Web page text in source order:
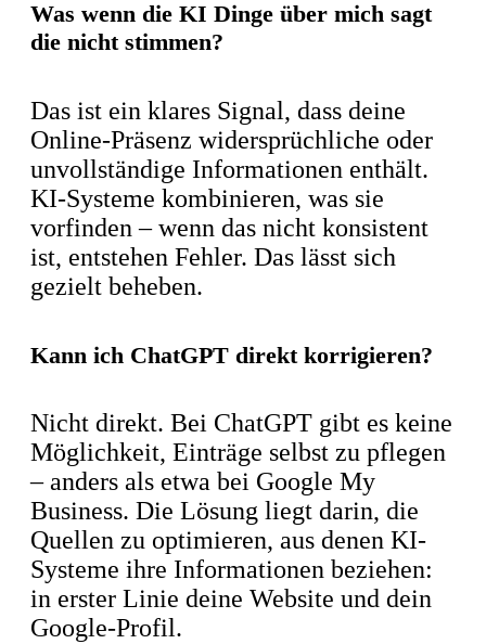
Was wenn die KI Dinge über mich sagt
die nicht stimmen?
Das ist ein klares Signal, dass deine
Online-Präsenz widersprüchliche oder
unvollständige Informationen enthält.
KI-Systeme kombinieren, was sie
vorfinden – wenn das nicht konsistent
ist, entstehen Fehler. Das lässt sich
gezielt beheben.
Kann ich ChatGPT direkt korrigieren?
Nicht direkt. Bei ChatGPT gibt es keine
Möglichkeit, Einträge selbst zu pflegen
– anders als etwa bei Google My
Business. Die Lösung liegt darin, die
Quellen zu optimieren, aus denen KI-
Systeme ihre Informationen beziehen:
in erster Linie deine Website und dein
Google-Profil.